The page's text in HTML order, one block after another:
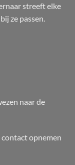
streeft elke
ze passen.
naar de
opnemen